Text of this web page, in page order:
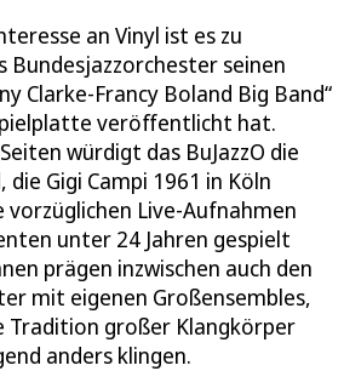
an Vinyl ist es zu
Bundesjazzorchester seinen
Clarke-Francy Boland Big Band“
veröffentlicht hat.
würdigt das BuJazzO die
Gigi Campi 1961 in Köln
Live-Aufnahmen
unter 24 Jahren gespielt
prägen inzwischen auch den
mit eigenen Großensembles,
Tradition großer Klangkörper
anders klingen.